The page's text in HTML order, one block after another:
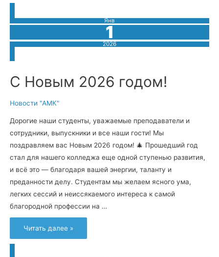
Янв
1
2026
С Новым 2026 годом!
Новости "АМК"
Дорогие наши студенты, уважаемые преподаватели и
сотрудники, выпускники и все наши гости! Мы
поздравляем вас Новым 2026 годом! 🎄 Прошедший год
стал для нашего колледжа еще одной ступенью развития,
и всё это — благодаря вашей энергии, таланту и
преданности делу. Студентам мы желаем ясного ума,
легких сессий и неиссякаемого интереса к самой
благородной профессии на …
С
Новым
2026
Читать далее »